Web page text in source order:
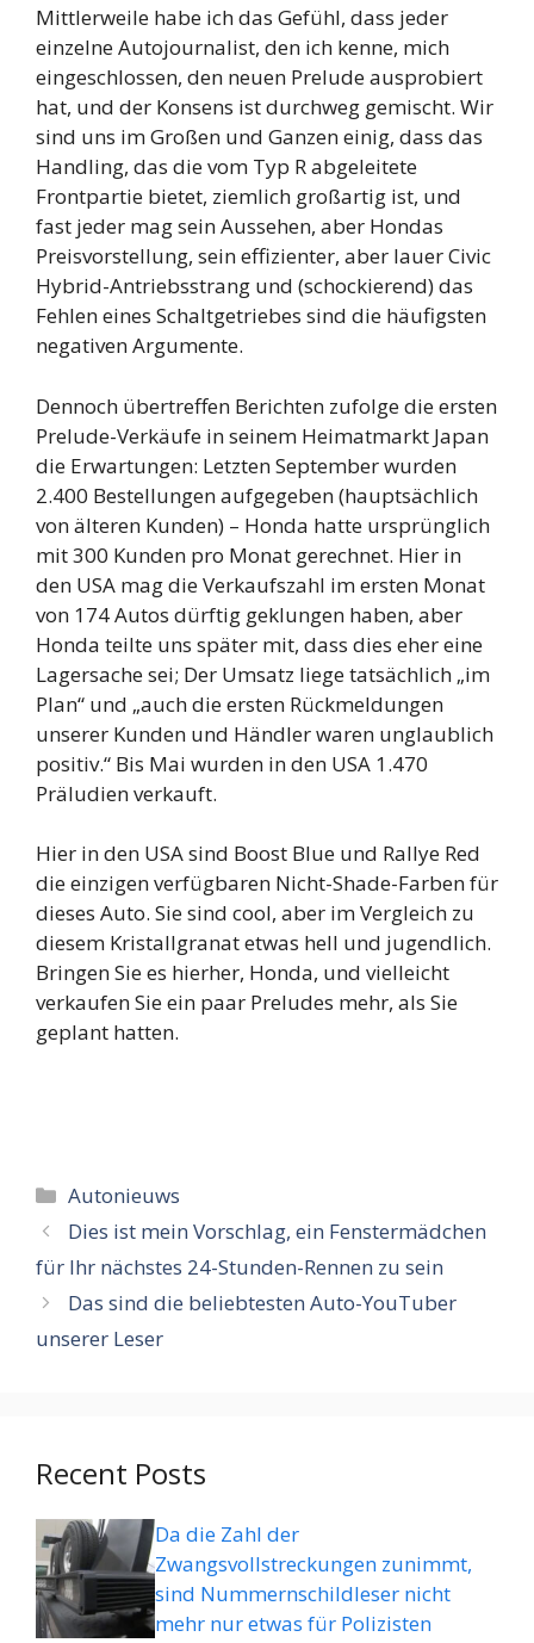
Mittlerweile habe ich das Gefühl, dass jeder
einzelne Autojournalist, den ich kenne, mich
eingeschlossen, den neuen Prelude ausprobiert
hat, und der Konsens ist durchweg gemischt. Wir
sind uns im Großen und Ganzen einig, dass das
Handling, das die vom Typ R abgeleitete
Frontpartie bietet, ziemlich großartig ist, und
fast jeder mag sein Aussehen, aber Hondas
Preisvorstellung, sein effizienter, aber lauer Civic
Hybrid-Antriebsstrang und (schockierend) das
Fehlen eines Schaltgetriebes sind die häufigsten
negativen Argumente.
Dennoch übertreffen Berichten zufolge die ersten
Prelude-Verkäufe in seinem Heimatmarkt Japan
die Erwartungen: Letzten September wurden
2.400 Bestellungen aufgegeben (hauptsächlich
von älteren Kunden) – Honda hatte ursprünglich
mit 300 Kunden pro Monat gerechnet. Hier in
den USA mag die Verkaufszahl im ersten Monat
von 174 Autos dürftig geklungen haben, aber
Honda teilte uns später mit, dass dies eher eine
Lagersache sei; Der Umsatz liege tatsächlich „im
Plan“ und „auch die ersten Rückmeldungen
unserer Kunden und Händler waren unglaublich
positiv.“ Bis Mai wurden in den USA 1.470
Präludien verkauft.
Hier in den USA sind Boost Blue und Rallye Red
die einzigen verfügbaren Nicht-Shade-Farben für
dieses Auto. Sie sind cool, aber im Vergleich zu
diesem Kristallgranat etwas hell und jugendlich.
Bringen Sie es hierher, Honda, und vielleicht
verkaufen Sie ein paar Preludes mehr, als Sie
geplant hatten.
Categorieën
Autonieuws
Dies ist mein Vorschlag, ein Fenstermädchen
für Ihr nächstes 24-Stunden-Rennen zu sein
Das sind die beliebtesten Auto-YouTuber
unserer Leser
Recent Posts
Da die Zahl der
Zwangsvollstreckungen zunimmt,
sind Nummernschildleser nicht
mehr nur etwas für Polizisten